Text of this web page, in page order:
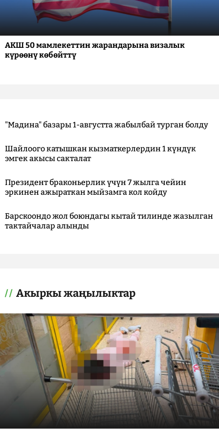
АКШ 50 мамлекеттин жарандарына визалык
күрөөнү көбөйттү
"Мадина" базары 1-августта жабылбай турган болду
Шайлоого катышкан кызматкерлердин 1 күндүк
эмгек акысы сакталат
Президент браконьерлик үчүн 7 жылга чейин
эркинен ажыраткан мыйзамга кол койду
Барскоондо жол боюндагы кытай тилинде жазылган
тактайчалар алынды
Акыркы жаңылыктар